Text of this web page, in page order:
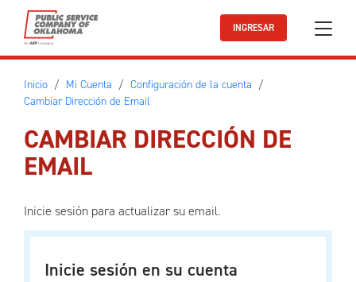
Ir al contenido principal
INGRESAR
Inicio Mi Cuenta
Configuración de la cuenta
Cambiar Dirección de Email
CAMBIAR DIRECCIÓN DE
EMAIL
Inicie sesión para actualizar su email.
Inicie sesión en su cuenta